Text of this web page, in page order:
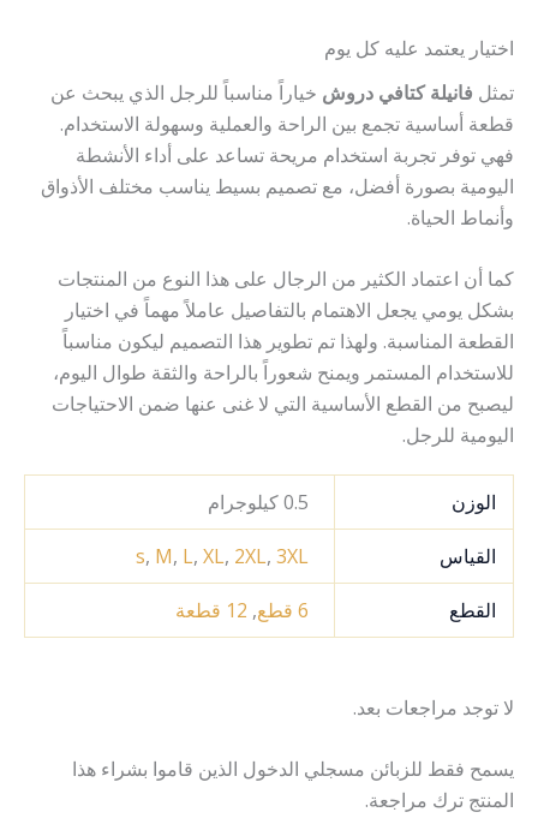
اختيار يعتمد عليه كل يوم
تمثل فانيلة كتافي دروش خياراً مناسباً للرجل الذي يبحث عن
قطعة أساسية تجمع بين الراحة والعملية وسهولة الاستخدام.
فهي توفر تجربة استخدام مريحة تساعد على أداء الأنشطة
اليومية بصورة أفضل، مع تصميم بسيط يناسب مختلف الأذواق
وأنماط الحياة.
كما أن اعتماد الكثير من الرجال على هذا النوع من المنتجات
بشكل يومي يجعل الاهتمام بالتفاصيل عاملاً مهماً في اختيار
القطعة المناسبة. ولهذا تم تطوير هذا التصميم ليكون مناسباً
للاستخدام المستمر ويمنح شعوراً بالراحة والثقة طوال اليوم،
ليصبح من القطع الأساسية التي لا غنى عنها ضمن الاحتياجات
اليومية للرجل.
الوزن 0.5 كيلوجرام
القياس s, M, L, XL, 2XL, 3XL
القطع 6 قطع , 12 قطعة
لا توجد مراجعات بعد.
يسمح فقط للزبائن مسجلي الدخول الذين قاموا بشراء هذا
المنتج ترك مراجعة.